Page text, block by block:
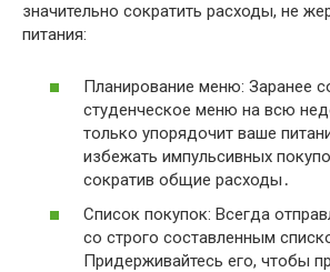
значительно сократить расходы, не
питания:
Планирование меню: Заранее
студенческое меню на всю
только упорядочит ваше
избежать импульсивных
сократив общие расходы․
Список покупок: Всегда
со строго составленным
Придерживайтесь его, чтобы